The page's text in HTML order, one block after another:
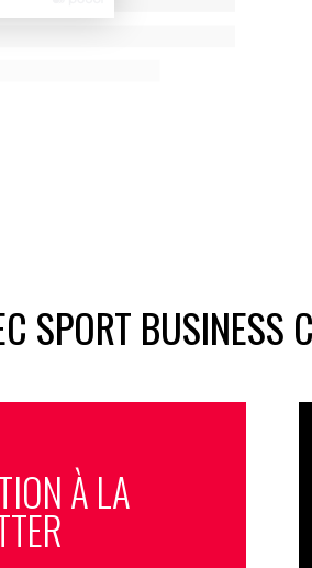
et notamment le sport
SPORT BUSINESS
À LA